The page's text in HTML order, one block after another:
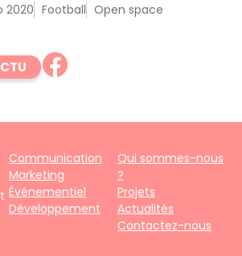
2020 Football Open space
Communication
Marketing
Événementiel
Développement
Qui sommes-nous
?
Projets
Actualités
Contactez-nous